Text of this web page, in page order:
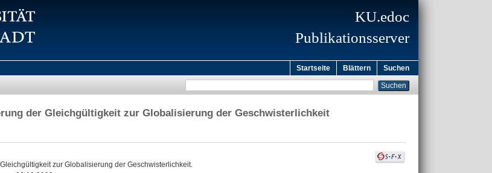
KU.edoc
Publikationsserver
Startseite Blättern Suchen
der Gleichgültigkeit zur Globalisierung der Geschwisterlichkeit
zur Globalisierung der Geschwisterlichkeit.